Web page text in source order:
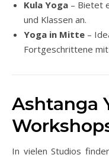
Kula Yoga – Bietet
und Klassen an.
Yoga in Mitte –
Fortgeschrittene
Ashtanga
In vielen Studios